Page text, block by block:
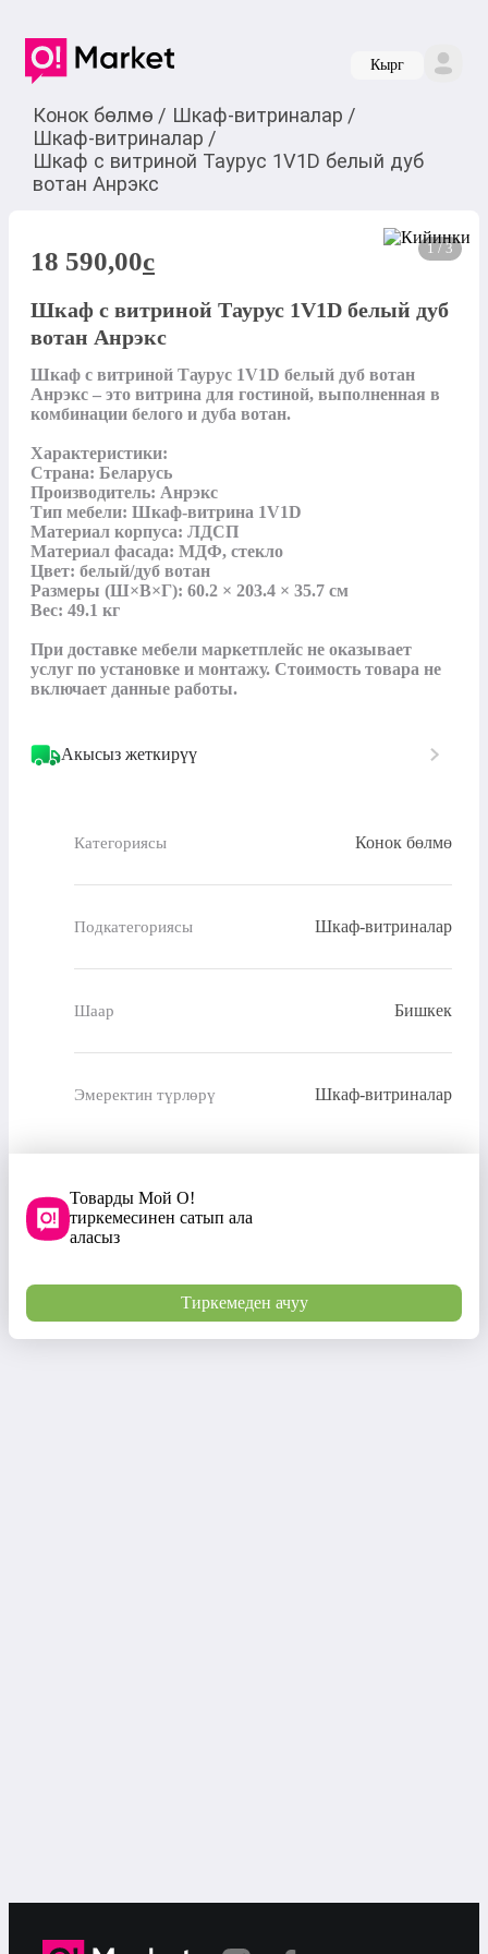
Кырг
Конок бөлмө / Шкаф-витриналар /
Шкаф-витриналар /
Шкаф с витриной Таурус 1V1D белый дуб
вотан Анрэкс
1 / 3
18 590,00c
Шкаф с витриной Таурус 1V1D белый дуб
вотан Анрэкс
Шкаф с витриной Таурус 1V1D белый дуб вотан
Анрэкс – это витрина для гостиной, выполненная в
комбинации белого и дуба вотан.
Характеристики:
Страна: Беларусь
Производитель: Анрэкс
Тип мебели: Шкаф-витрина 1V1D
Материал корпуса: ЛДСП
Материал фасада: МДФ, стекло
Цвет: белый/дуб вотан
Размеры (Ш×В×Г): 60.2 × 203.4 × 35.7 см
Вес: 49.1 кг
При доставке мебели маркетплейс не оказывает
услуг по установке и монтажу. Стоимость товара не
включает данные работы.
Акысыз жеткирүү
Категориясы Конок бөлмө
Подкатегориясы Шкаф-витриналар
Шаар Бишкек
Эмеректин түрлөрү Шкаф-витриналар
Товарды Мой О!
тиркемесинен сатып ала
аласыз
Тиркемеден ачуу